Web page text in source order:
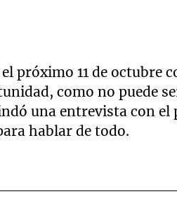
próximo 11 de octubre
como no puede
una entrevista con el
hablar de todo.